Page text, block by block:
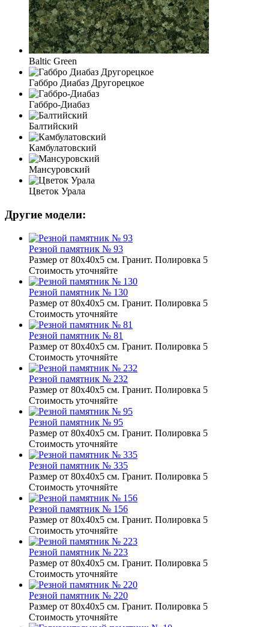
Baltic Green
Габбро Диабаз Другорецкое
Габбро-Диабаз
Балтийский
Камбулатовский
Мансуровский
Цветок Урала
Другие модели:
Резной памятник № 93
Размер от 80х40х5 см. Гранит. Полировка 5
Стоимость уточняйте
Резной памятник № 130
Размер от 80х40х5 см. Гранит. Полировка 5
Стоимость уточняйте
Резной памятник № 81
Размер от 80х40х5 см. Гранит. Полировка 5
Стоимость уточняйте
Резной памятник № 232
Размер от 80х40х5 см. Гранит. Полировка 5
Стоимость уточняйте
Резной памятник № 95
Размер от 80х40х5 см. Гранит. Полировка 5
Стоимость уточняйте
Резной памятник № 335
Размер от 80х40х5 см. Гранит. Полировка 5
Стоимость уточняйте
Резной памятник № 156
Размер от 80х40х5 см. Гранит. Полировка 5
Стоимость уточняйте
Резной памятник № 223
Размер от 80х40х5 см. Гранит. Полировка 5
Стоимость уточняйте
Резной памятник № 220
Размер от 80х40х5 см. Гранит. Полировка 5
Стоимость уточняйте